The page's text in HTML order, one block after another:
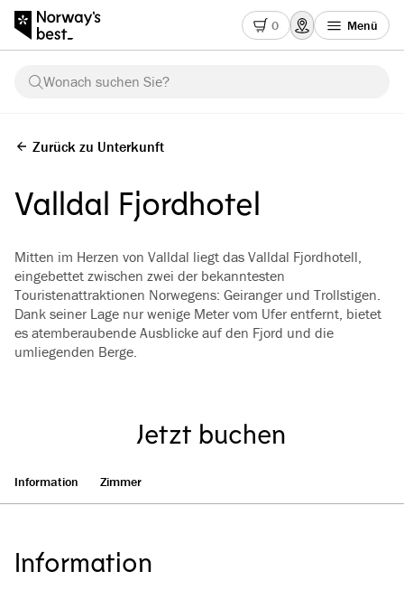
0 Menü
Wonach suchen Sie?
Zurück zu Unterkunft
Valldal Fjordhotel
Mitten im Herzen von Valldal liegt das Valldal Fjordhotell,
eingebettet zwischen zwei der bekanntesten
Touristenattraktionen Norwegens: Geiranger und Trollstigen.
Dank seiner Lage nur wenige Meter vom Ufer entfernt, bietet
es atemberaubende Ausblicke auf den Fjord und die
umliegenden Berge.
Jetzt buchen
Information Zimmer
Information